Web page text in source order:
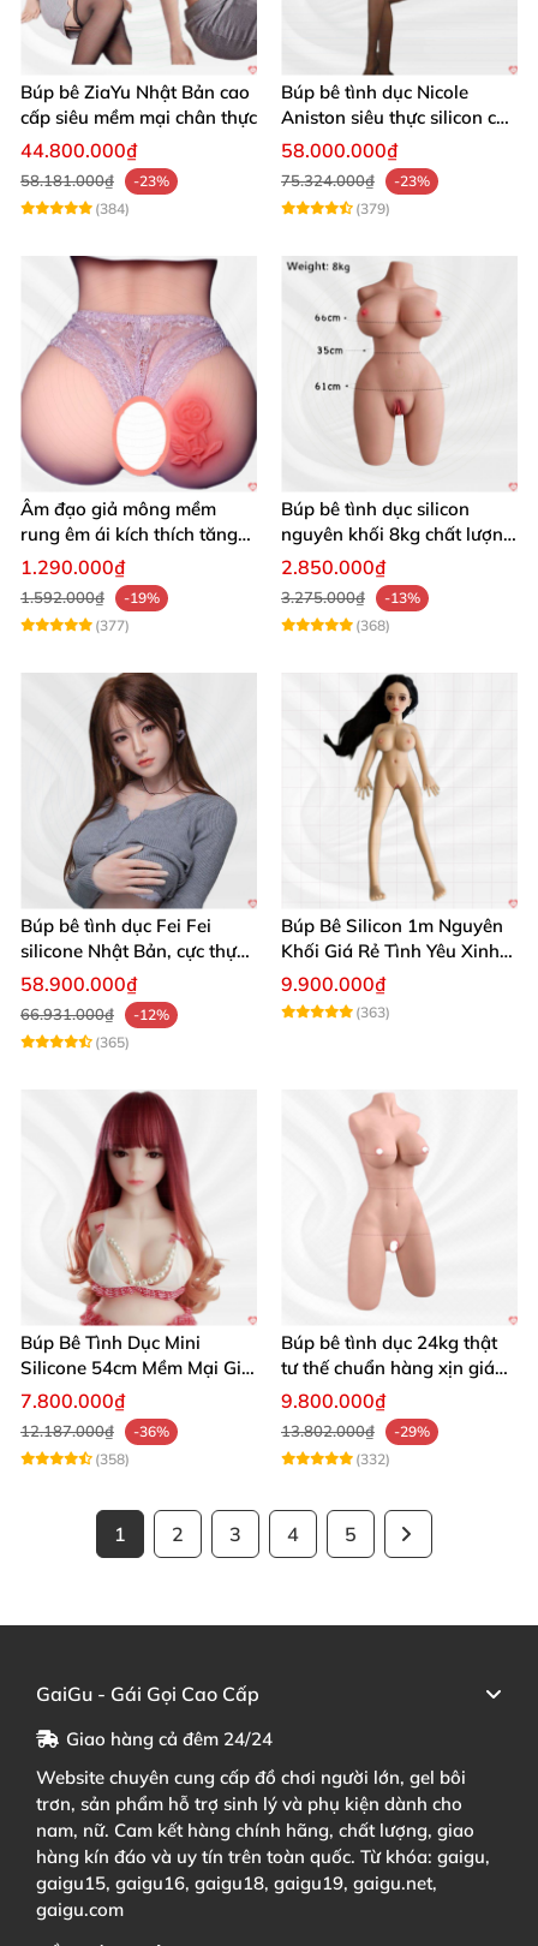
Búp bê ZiaYu Nhật Bản cao
cấp siêu mềm mại chân thực
44.800.000₫
58.181.000₫
-23%
(384)
Búp bê tình dục Nicole
Aniston siêu thực silicon cao
cấp giá tốt
58.000.000₫
75.324.000₫
-23%
(379)
Âm đạo giả mông mềm
rung êm ái kích thích tăng
khoái cảm
1.290.000₫
1.592.000₫
-19%
(377)
Búp bê tình dục silicon
nguyên khối 8kg chất lượng
cao hấp dẫn
2.850.000₫
3.275.000₫
-13%
(368)
Búp bê tình dục Fei Fei
silicone Nhật Bản, cực thực,
giá tốt
58.900.000₫
66.931.000₫
-12%
(365)
Búp Bê Silicon 1m Nguyên
Khối Giá Rẻ Tình Yêu Xinh
Đẹp
9.900.000₫
(363)
Búp Bê Tình Dục Mini
Silicone 54cm Mềm Mại Giá
Tốt Tặng Quà
7.800.000₫
12.187.000₫
-36%
(358)
Búp bê tình dục 24kg thật
tư thế chuẩn hàng xịn giá
tốt
9.800.000₫
13.802.000₫
-29%
(332)
1 2 3 4 5
GaiGu - Gái Gọi Cao Cấp
Giao hàng cả đêm 24/24
Website chuyên cung cấp đồ chơi người lớn, gel bôi
trơn, sản phẩm hỗ trợ sinh lý và phụ kiện dành cho
nam, nữ. Cam kết hàng chính hãng, chất lượng, giao
hàng kín đáo và uy tín trên toàn quốc. Từ khóa: gaigu,
gaigu15, gaigu16, gaigu18, gaigu19, gaigu.net,
gaigu.com